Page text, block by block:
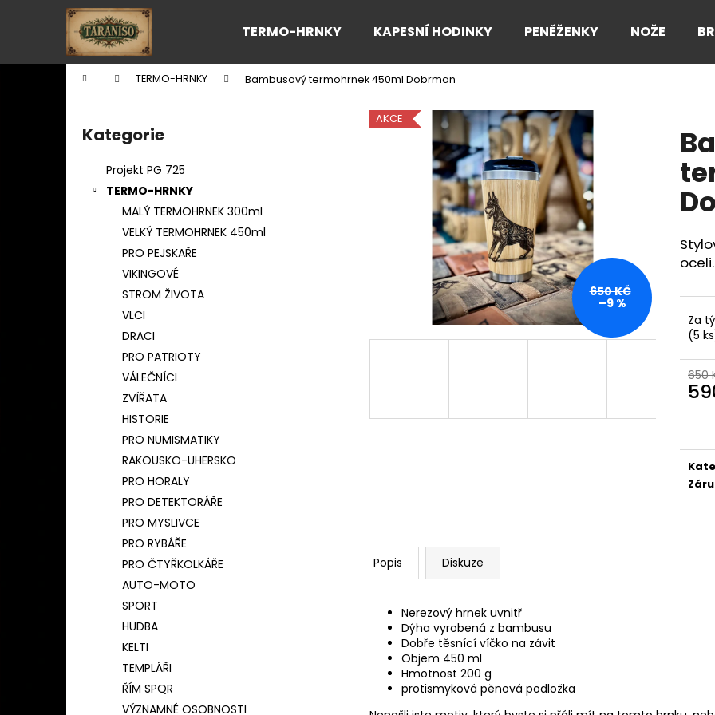
TERMO-HRNKY KAPESNÍ HODINKY PENĚŽENKY NOŽE
Domů TERMO-HRNKY Bambusový termohrnek 450ml Dobrman
Přeskočit
kategorie
Kategorie
Projekt PG 725
TERMO-HRNKY
MALÝ TERMOHRNEK 300ml
VELKÝ TERMOHRNEK 450ml
PRO PEJSKAŘE
VIKINGOVÉ
STROM ŽIVOTA
VLCI
DRACI
PRO PATRIOTY
VÁLEČNÍCI
ZVÍŘATA
HISTORIE
PRO NUMISMATIKY
RAKOUSKO-UHERSKO
PRO HORALY
PRO DETEKTORÁŘE
PRO MYSLIVCE
PRO RYBÁŘE
PRO ČTYŘKOLKÁŘE
AUTO-MOTO
SPORT
HUDBA
KELTI
TEMPLÁŘI
ŘÍM SPQR
VÝZNAMNÉ OSOBNOSTI
oceli.
Za
(5
650
AKCE
650 KČ
–9 %
Popis Diskuze
Nerezový hrnek uvnitř
Dýha vyrobená z bambusu
Dobře těsnící víčko na závit
Objem 450 ml
Hmotnost 200 g
protismyková pěnová podložka
í
Zpět
do
Zpět
do
Co potřebujete najít?
HLEDAT
Doporučujeme
BAMBUSOVÝ TERMOHRNEK 450ML
ČESKÝ LEV
590 Kč
KAPESNÍ
490